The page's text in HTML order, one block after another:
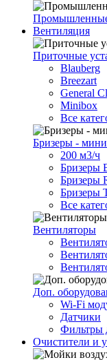
Вентиляция
Приточные
Blauberg
Breezart
General
Minibox
Все
Бризеры -
200 м3/ч
Бризеры
Бризеры
Бризеры
Все
Вентиляторы
Доп.
Wi-Fi
Датчики
Фильтры
Очистители и